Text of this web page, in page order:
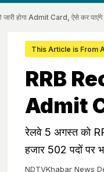
होगा Admit Card, ऐसे कर पाएंगे
This Article is From
RRB
Admit
रेलवे 5 अगस्त को
हजार 502 पदों पर
NDTVKhabar News